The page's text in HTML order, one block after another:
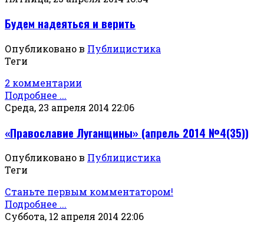
Будем надеяться и верить
Опубликовано в Публицистика
Теги
2 комментарии
Подробнее ...
Среда, 23 апреля 2014 22:06
«Православие Луганщины» (апрель 2014 №4(35))
Опубликовано в Публицистика
Теги
Станьте первым комментатором!
Подробнее ...
Суббота, 12 апреля 2014 22:06